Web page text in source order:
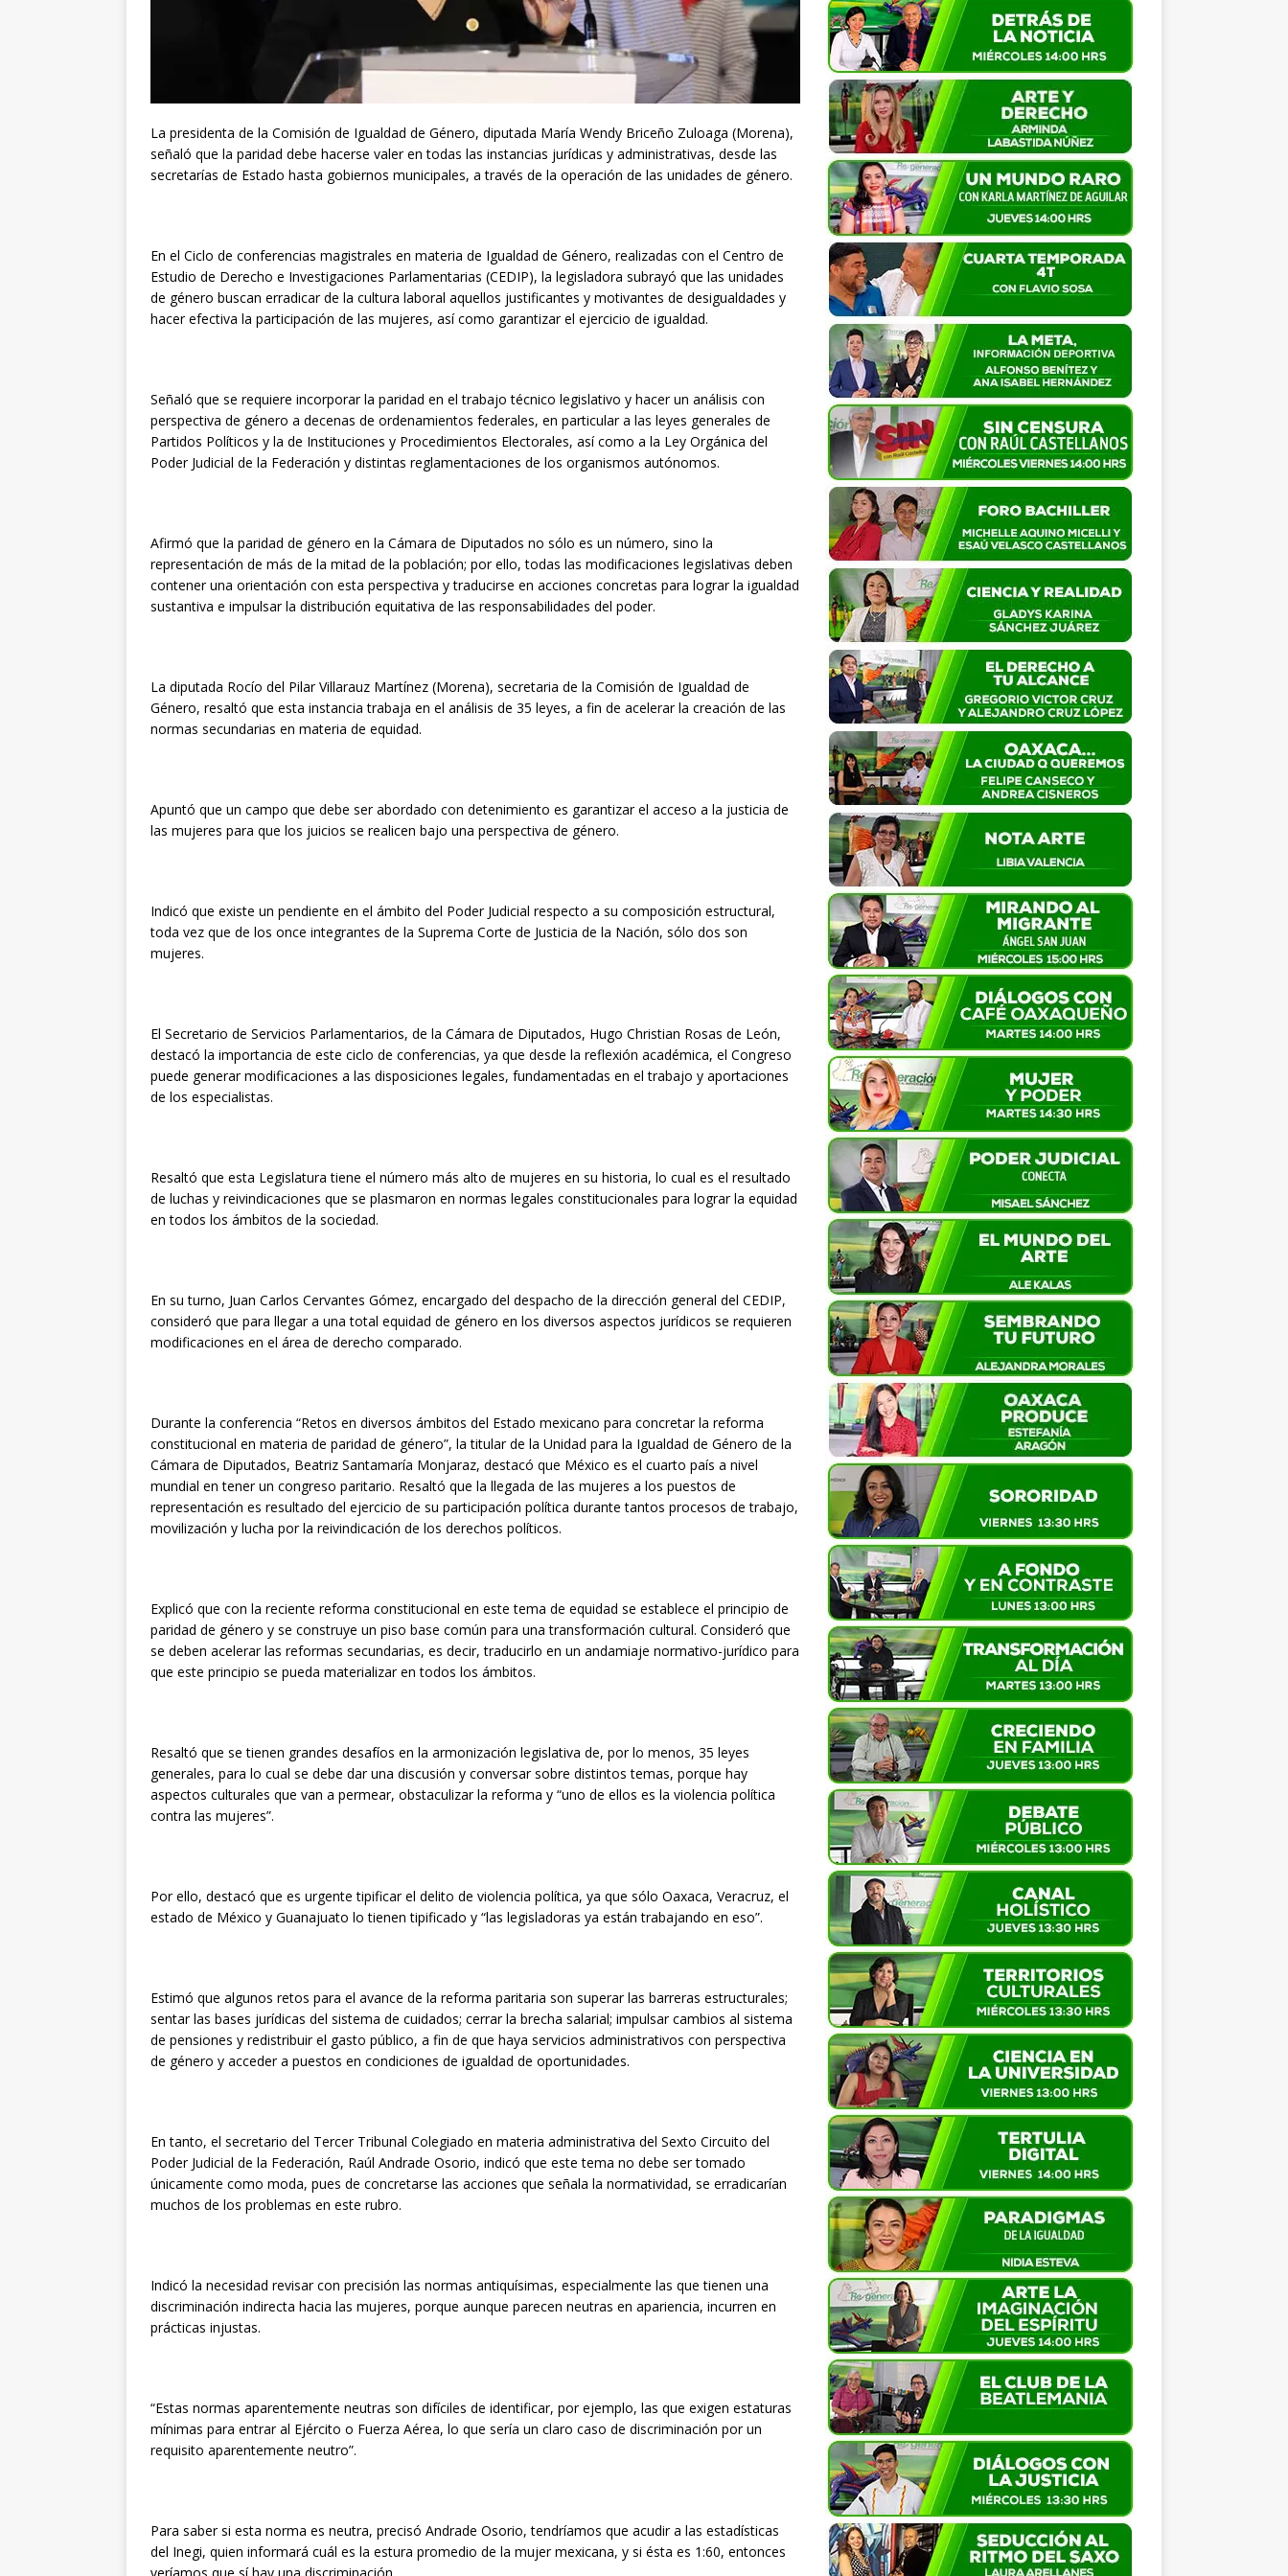
La presidenta de la Comisión de Igualdad de Género, diputada María Wendy Briceño Zuloaga (Morena),
señaló que la paridad debe hacerse valer en todas las instancias jurídicas y administrativas, desde las
secretarías de Estado hasta gobiernos municipales, a través de la operación de las unidades de género.
En el Ciclo de conferencias magistrales en materia de Igualdad de Género, realizadas con el Centro de
Estudio de Derecho e Investigaciones Parlamentarias (CEDIP), la legisladora subrayó que las unidades
de género buscan erradicar de la cultura laboral aquellos justificantes y motivantes de desigualdades y
hacer efectiva la participación de las mujeres, así como garantizar el ejercicio de igualdad.
Señaló que se requiere incorporar la paridad en el trabajo técnico legislativo y hacer un análisis con
perspectiva de género a decenas de ordenamientos federales, en particular a las leyes generales de
Partidos Políticos y la de Instituciones y Procedimientos Electorales, así como a la Ley Orgánica del
Poder Judicial de la Federación y distintas reglamentaciones de los organismos autónomos.
Afirmó que la paridad de género en la Cámara de Diputados no sólo es un número, sino la
representación de más de la mitad de la población; por ello, todas las modificaciones legislativas deben
contener una orientación con esta perspectiva y traducirse en acciones concretas para lograr la igualdad
sustantiva e impulsar la distribución equitativa de las responsabilidades del poder.
La diputada Rocío del Pilar Villarauz Martínez (Morena), secretaria de la Comisión de Igualdad de
Género, resaltó que esta instancia trabaja en el análisis de 35 leyes, a fin de acelerar la creación de las
normas secundarias en materia de equidad.
Apuntó que un campo que debe ser abordado con detenimiento es garantizar el acceso a la justicia de
las mujeres para que los juicios se realicen bajo una perspectiva de género.
Indicó que existe un pendiente en el ámbito del Poder Judicial respecto a su composición estructural,
toda vez que de los once integrantes de la Suprema Corte de Justicia de la Nación, sólo dos son
mujeres.
El Secretario de Servicios Parlamentarios, de la Cámara de Diputados, Hugo Christian Rosas de León,
destacó la importancia de este ciclo de conferencias, ya que desde la reflexión académica, el Congreso
puede generar modificaciones a las disposiciones legales, fundamentadas en el trabajo y aportaciones
de los especialistas.
Resaltó que esta Legislatura tiene el número más alto de mujeres en su historia, lo cual es el resultado
de luchas y reivindicaciones que se plasmaron en normas legales constitucionales para lograr la equidad
en todos los ámbitos de la sociedad.
En su turno, Juan Carlos Cervantes Gómez, encargado del despacho de la dirección general del CEDIP,
consideró que para llegar a una total equidad de género en los diversos aspectos jurídicos se requieren
modificaciones en el área de derecho comparado.
Durante la conferencia “Retos en diversos ámbitos del Estado mexicano para concretar la reforma
constitucional en materia de paridad de género”, la titular de la Unidad para la Igualdad de Género de la
Cámara de Diputados, Beatriz Santamaría Monjaraz, destacó que México es el cuarto país a nivel
mundial en tener un congreso paritario. Resaltó que la llegada de las mujeres a los puestos de
representación es resultado del ejercicio de su participación política durante tantos procesos de trabajo,
movilización y lucha por la reivindicación de los derechos políticos.
Explicó que con la reciente reforma constitucional en este tema de equidad se establece el principio de
paridad de género y se construye un piso base común para una transformación cultural. Consideró que
se deben acelerar las reformas secundarias, es decir, traducirlo en un andamiaje normativo-jurídico para
que este principio se pueda materializar en todos los ámbitos.
Resaltó que se tienen grandes desafíos en la armonización legislativa de, por lo menos, 35 leyes
generales, para lo cual se debe dar una discusión y conversar sobre distintos temas, porque hay
aspectos culturales que van a permear, obstaculizar la reforma y “uno de ellos es la violencia política
contra las mujeres”.
Por ello, destacó que es urgente tipificar el delito de violencia política, ya que sólo Oaxaca, Veracruz, el
estado de México y Guanajuato lo tienen tipificado y “las legisladoras ya están trabajando en eso”.
Estimó que algunos retos para el avance de la reforma paritaria son superar las barreras estructurales;
sentar las bases jurídicas del sistema de cuidados; cerrar la brecha salarial; impulsar cambios al sistema
de pensiones y redistribuir el gasto público, a fin de que haya servicios administrativos con perspectiva
de género y acceder a puestos en condiciones de igualdad de oportunidades.
En tanto, el secretario del Tercer Tribunal Colegiado en materia administrativa del Sexto Circuito del
Poder Judicial de la Federación, Raúl Andrade Osorio, indicó que este tema no debe ser tomado
únicamente como moda, pues de concretarse las acciones que señala la normatividad, se erradicarían
muchos de los problemas en este rubro.
Indicó la necesidad revisar con precisión las normas antiquísimas, especialmente las que tienen una
discriminación indirecta hacia las mujeres, porque aunque parecen neutras en apariencia, incurren en
prácticas injustas.
“Estas normas aparentemente neutras son difíciles de identificar, por ejemplo, las que exigen estaturas
mínimas para entrar al Ejército o Fuerza Aérea, lo que sería un claro caso de discriminación por un
requisito aparentemente neutro”.
Para saber si esta norma es neutra, precisó Andrade Osorio, tendríamos que acudir a las estadísticas
del Inegi, quien informará cuál es la estura promedio de la mujer mexicana, y si ésta es 1:60, entonces